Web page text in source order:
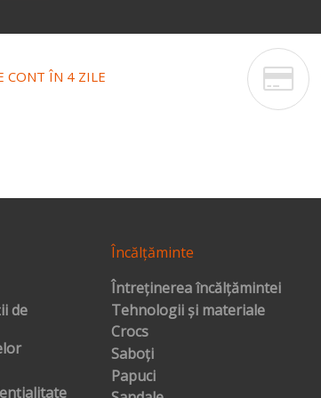
CONT ÎN 4 ZILE
de
Încălțăminte
Întreținerea încălțămintei
Tehnologii și materiale
Crocs
Saboți
Papuci